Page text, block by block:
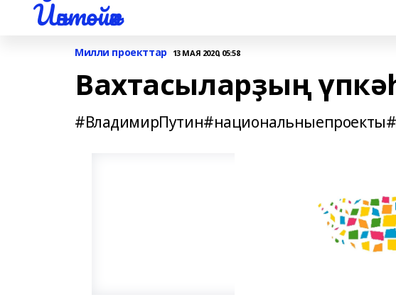
Йәнтөйәк
Милли проекттар 13 МАЯ 2020, 05:58
Вахтасыларҙың